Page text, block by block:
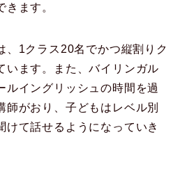
きます。
、1クラス20名でかつ縦割りク
います。また、バイリンガル
ルイングリッシュの時間を過
師がおり、子どもはレベル別
けて話せるようになっていき